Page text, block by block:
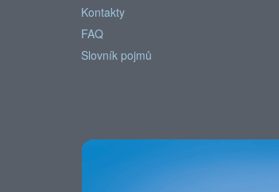
Kontakty
FAQ
Slovník pojmů